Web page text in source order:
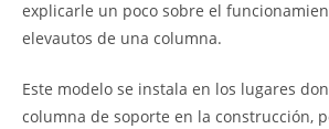
explicarle un poco sobre el
elevautos de una columna.
Este modelo se instala en los lugares
columna de soporte en la construcción,